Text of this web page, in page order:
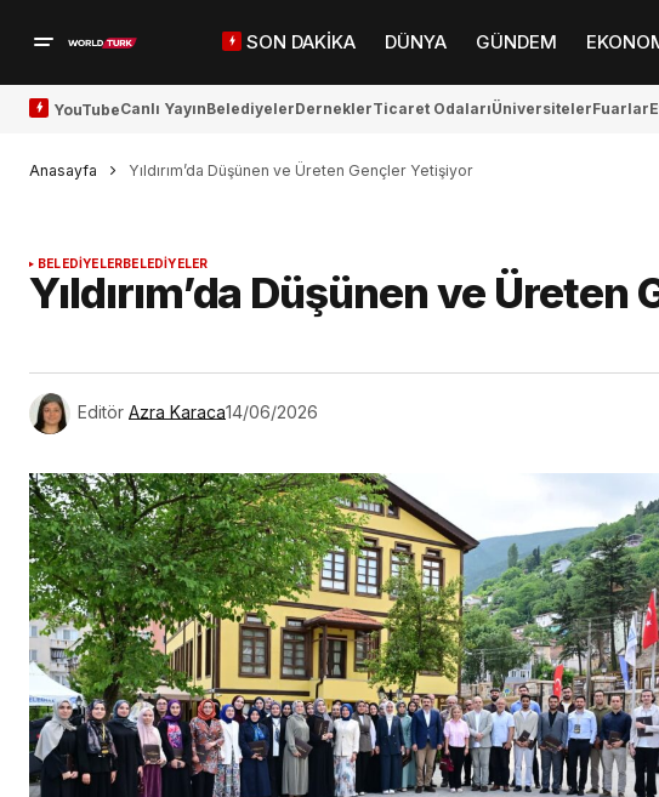
SON DAKİKA DÜNYA GÜNDEM
YouTubeCanlı YayınBelediyelerDerneklerTicaret OdalarıÜniversitelerFuarlar
Anasayfa Yıldırım’da Düşünen ve Üreten Gençler Yetişiyor
BELEDİYELERBELEDİYELER
Yıldırım’da Düşünen ve
Editör Azra Karaca14/06/2026